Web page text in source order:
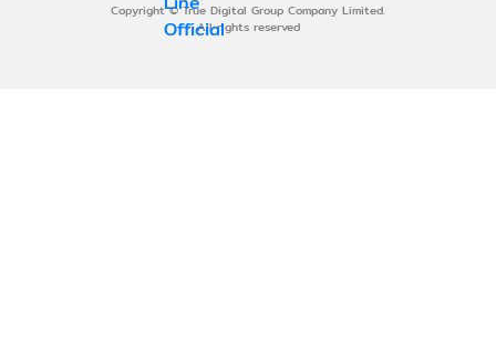
Copyright © True Digital Group Company Limited.
All rights reserved